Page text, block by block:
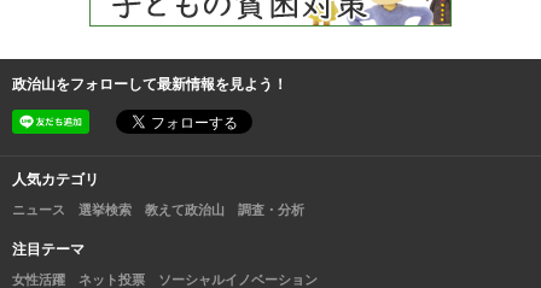
政治山をフォローして最新情報を見よう！
人気カテゴリ
ニュース 選挙検索 教えて政治山 調査・分析
注目テーマ
女性活躍 ネット投票 ソーシャルイノベーション